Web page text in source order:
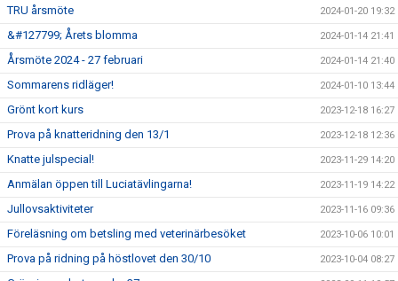
TRU årsmöte 2024-01-20 19:32
&#127799; Årets blomma 2024-01-14 21:41
Årsmöte 2024 - 27 februari 2024-01-14 21:40
Sommarens ridläger! 2024-01-10 13:44
Grönt kort kurs 2023-12-18 16:27
Prova på knatteridning den 13/1 2023-12-18 12:36
Knatte julspecial! 2023-11-29 14:20
Anmälan öppen till Luciatävlingarna! 2023-11-19 14:22
Jullovsaktiviteter 2023-11-16 09:36
Föreläsning om betsling med veterinärbesöket 2023-10-06 10:01
Prova på ridning på höstlovet den 30/10 2023-10-04 08:27